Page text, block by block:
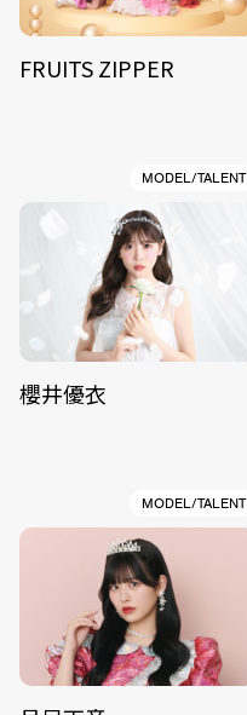
FRUITS ZIPPER
MODEL/TALENT
櫻井優衣
MODEL/TALENT